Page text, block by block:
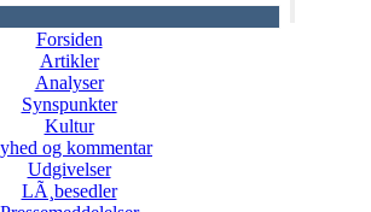
Forsiden
Artikler
Analyser
Synspunkter
Kultur
og kommentar
Udgivelser
LÃ¸besedler